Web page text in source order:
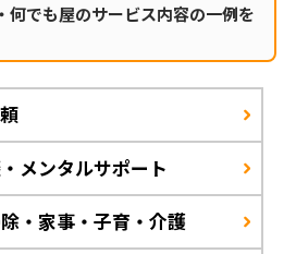
何でも屋のサービス内容の一例を
メンタルサポート
・家事・子育・介護